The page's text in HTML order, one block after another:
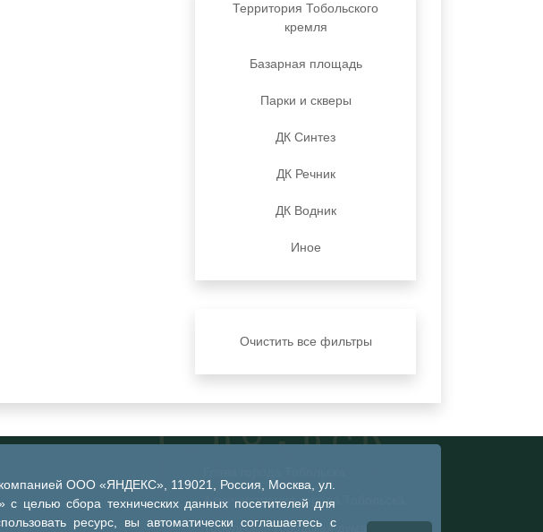
ООО «ЯНДЕКС», 119021, Россия, Москва, ул.
целью сбора технических данных посетителей для
ресурс, вы автоматически соглашаетесь с
Территория Тобольского
кремля
Базарная площадь
Парки и скверы
ДК Синтез
ДК Речник
ДК Водник
Иное
Очистить все фильтры
Администрация города Тобольска
Тобольская городская дума